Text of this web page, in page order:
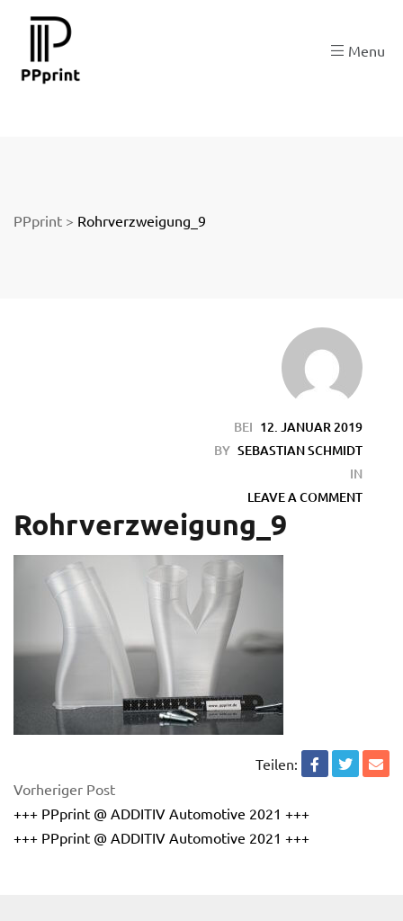
Menu
PPprint > Rohrverzweigung_9
BEI 12. JANUAR 2019
BY SEBASTIAN SCHMIDT
IN
LEAVE A COMMENT
Rohrverzweigung_9
Teilen:
Vorheriger Post
+++ PPprint @ ADDITIV Automotive 2021 +++
+++ PPprint @ ADDITIV Automotive 2021 +++